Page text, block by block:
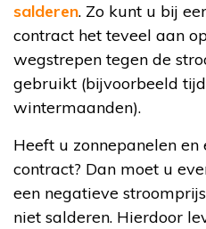
salderen. Zo kunt u bij
contract het teveel aan
wegstrepen tegen de
gebruikt (bijvoorbeeld
wintermaanden).
Heeft u zonnepanelen en
contract? Dan moet u
een negatieve
niet salderen. Hierdoor